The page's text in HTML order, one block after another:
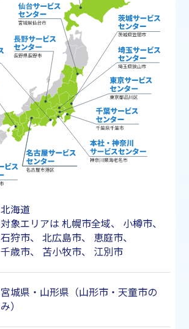
北海道
対象エリアは 札幌市全域、 小樽市、
石狩市、 北広島市、 恵庭市、
千歳市、 苫小牧市、 江別市
宮城県・山形県（山形市・天童市の
み）